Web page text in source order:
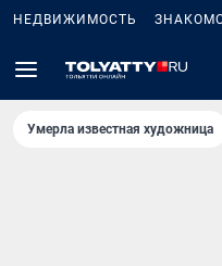
НЕДВИЖИМОСТЬ
Умерла известная художница